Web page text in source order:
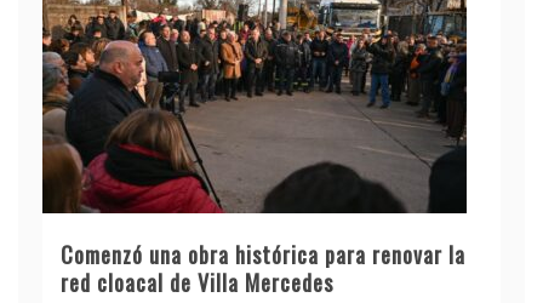
Comenzó una obra histórica para renovar la
red cloacal de Villa Mercedes